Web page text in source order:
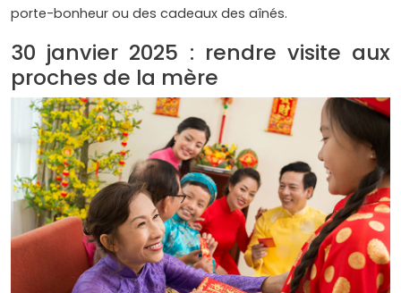
porte-bonheur ou des cadeaux des aînés.
30 janvier 2025 : rendre visite aux
proches de la mère